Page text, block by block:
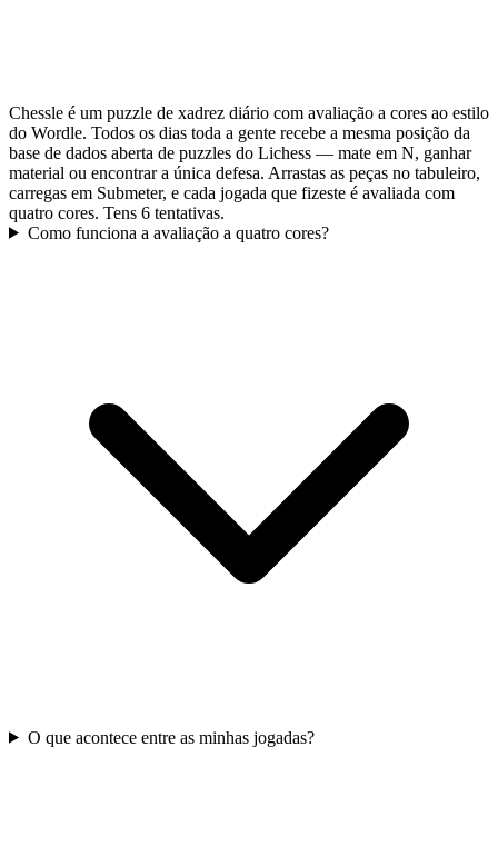
Chessle é um puzzle de xadrez diário com avaliação a cores ao estilo
do Wordle. Todos os dias toda a gente recebe a mesma posição da
base de dados aberta de puzzles do Lichess — mate em N, ganhar
material ou encontrar a única defesa. Arrastas as peças no tabuleiro,
carregas em Submeter, e cada jogada que fizeste é avaliada com
quatro cores. Tens 6 tentativas.
Como funciona a avaliação a quatro cores?
O que acontece entre as minhas jogadas?